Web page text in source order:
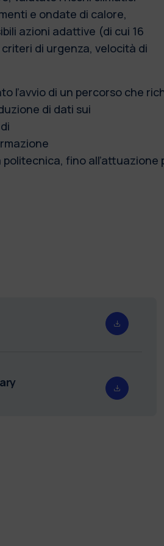
e ondate di calore,
azioni adattive (di cui 16
di urgenza, velocità di
l’avvio di un percorso che
di dati sui
politecnica, fino